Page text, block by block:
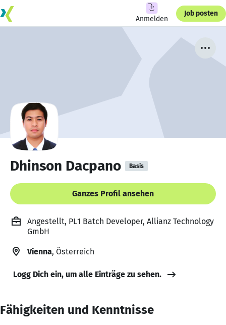
Anmelden
Job posten
Dhinson Dacpano Basis
Ganzes Profil ansehen
Angestellt, PL1 Batch Developer, Allianz Technology
GmbH
Vienna, Österreich
Logg Dich ein, um alle Einträge zu sehen.
Fähigkeiten und Kenntnisse